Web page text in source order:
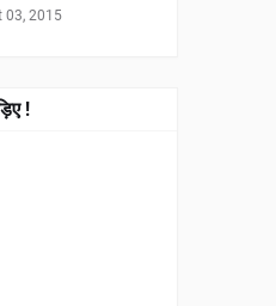
03, 2015
!